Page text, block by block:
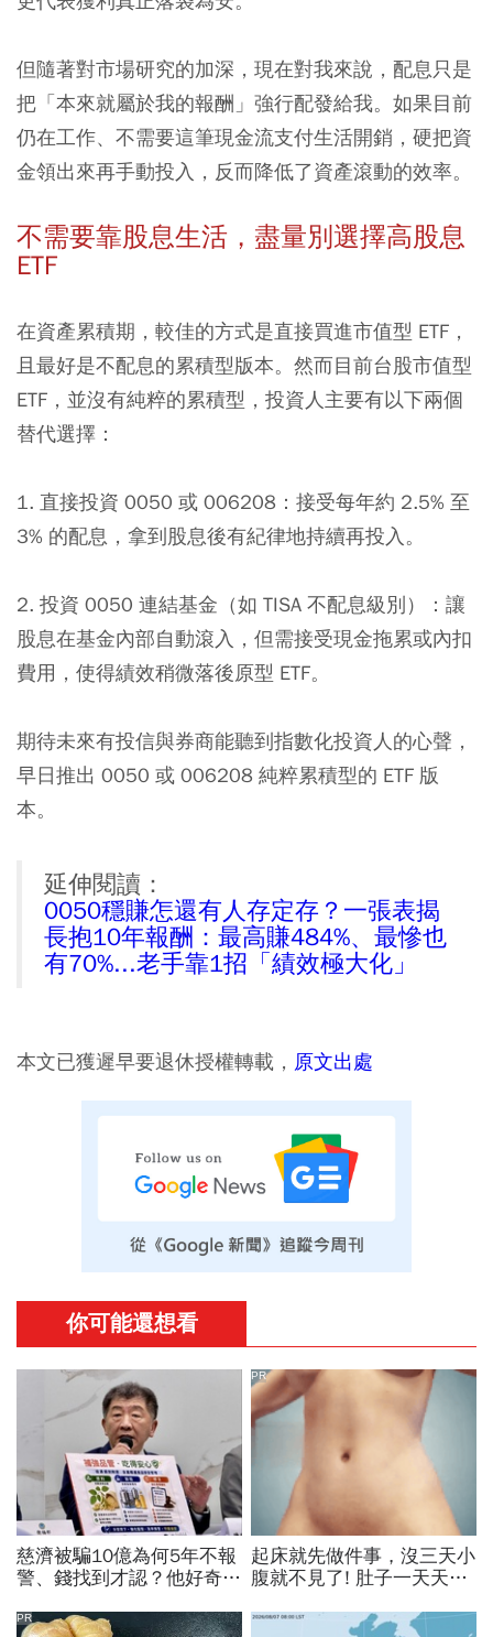
但隨著對市場研究的加深，現在對我來說，配息只是
把「本來就屬於我的報酬」強行配發給我。如果目前
仍在工作、不需要這筆現金流支付生活開銷，硬把資
金領出來再手動投入，反而降低了資產滾動的效率。
不需要靠股息生活，盡量別選擇高股息
ETF
在資產累積期，較佳的方式是直接買進市值型 ETF，
且最好是不配息的累積型版本。然而目前台股市值型
ETF，並沒有純粹的累積型，投資人主要有以下兩個
替代選擇：
1. 直接投資 0050 或 006208：接受每年約 2.5% 至
3% 的配息，拿到股息後有紀律地持續再投入。
2. 投資 0050 連結基金（如 TISA 不配息級別）：讓
股息在基金內部自動滾入，但需接受現金拖累或內扣
費用，使得績效稍微落後原型 ETF。
期待未來有投信與券商能聽到指數化投資人的心聲，
早日推出 0050 或 006208 純粹累積型的 ETF 版
本。
延伸閱讀：
0050穩賺怎還有人存定存？一張表揭
長抱10年報酬：最高賺484%、最慘也
有70%...老手靠1招「績效極大化」
本文已獲遲早要退休授權轉載， 原文出處